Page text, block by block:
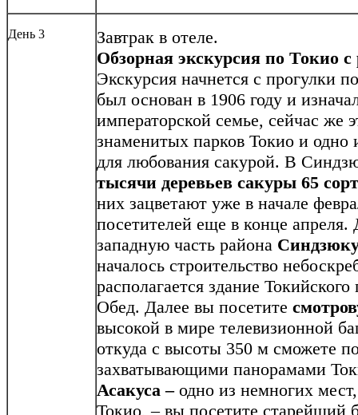
День 3
Завтрак в отеле.
Обзорная экскурсия по Токио с
Экскурсия начнется с прогулки
был основан в 1906 году и
императорской семье, сейчас же
знаменитых парков Токио и
для любования сакурой. В
тысячи деревьев сакуры 65
них зацветают уже в начале
посетителей еще в конце апреля.
западную часть района
началось строительство
располагается здание Токийского
Обед. Далее вы посетите
высокой в мире телевизионной
откуда с высоты 350 м сможете
захватывающими панорамами
Асакуса – одно из немногих
Токио, – вы посетите старейший